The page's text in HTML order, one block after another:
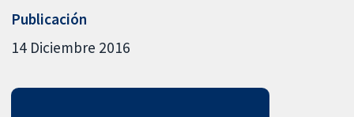
Publicación
14 Diciembre 2016